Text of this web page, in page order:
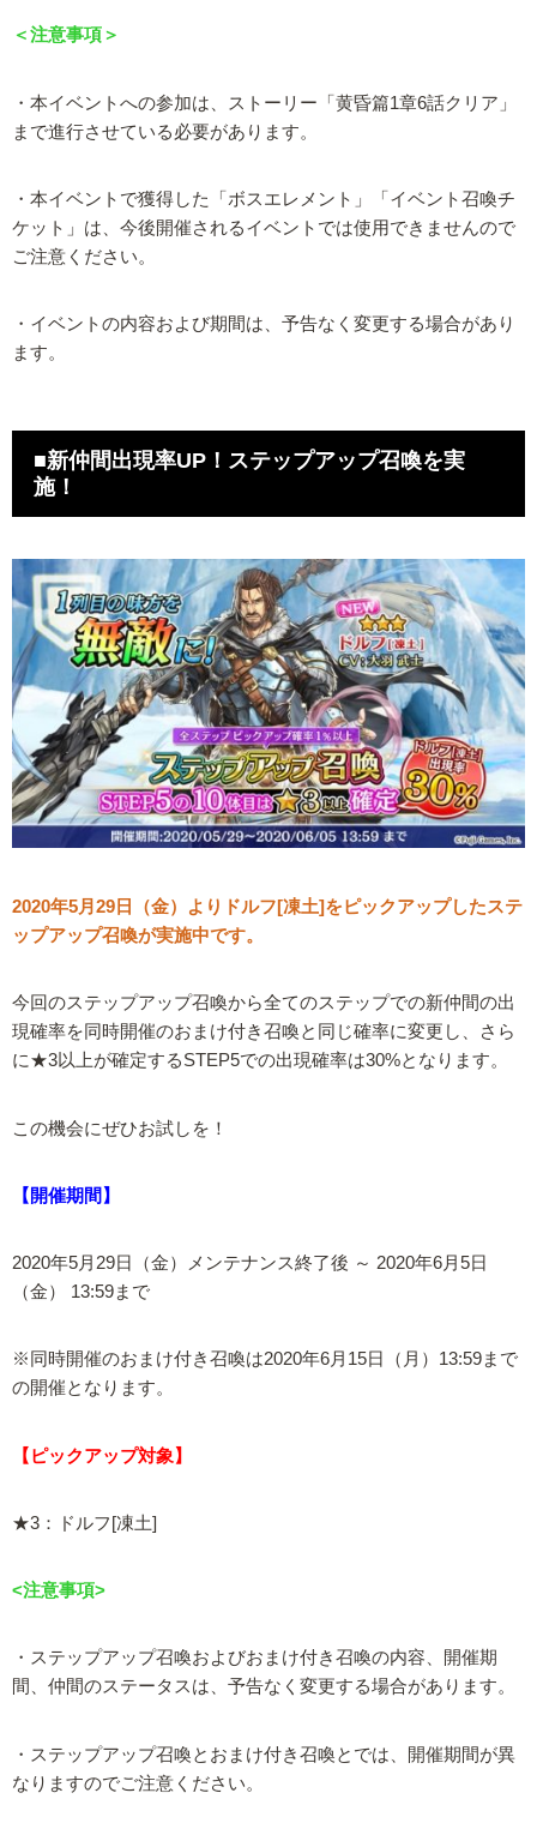
＜注意事項＞
・本イベントへの参加は、ストーリー「黄昏篇1章6話クリア」
まで進行させている必要があります。
・本イベントで獲得した「ボスエレメント」「イベント召喚チ
ケット」は、今後開催されるイベントでは使用できませんので
ご注意ください。
・イベントの内容および期間は、予告なく変更する場合があり
ます。
■新仲間出現率UP！ステップアップ召喚を実
施！
2020年5月29日（金）よりドルフ[凍土]をピックアップしたステ
ップアップ召喚が実施中です。
今回のステップアップ召喚から全てのステップでの新仲間の出
現確率を同時開催のおまけ付き召喚と同じ確率に変更し、さら
に★3以上が確定するSTEP5での出現確率は30%となります。
この機会にぜひお試しを！
【開催期間】
2020年5月29日（金）メンテナンス終了後 ～ 2020年6月5日
（金） 13:59まで
※同時開催のおまけ付き召喚は2020年6月15日（月）13:59まで
の開催となります。
【ピックアップ対象】
★3：ドルフ[凍土]
<注意事項>
・ステップアップ召喚およびおまけ付き召喚の内容、開催期
間、仲間のステータスは、予告なく変更する場合があります。
・ステップアップ召喚とおまけ付き召喚とでは、開催期間が異
なりますのでご注意ください。